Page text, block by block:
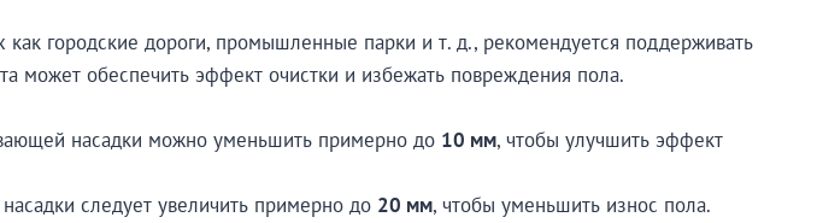
городские дороги, промышленные парки и т. д., рекомендуется поддерживать
может обеспечить эффект очистки и избежать повреждения пола.
насадки можно уменьшить примерно до 10 мм, чтобы улучшить эффект
следует увеличить примерно до 20 мм, чтобы уменьшить износ пола.